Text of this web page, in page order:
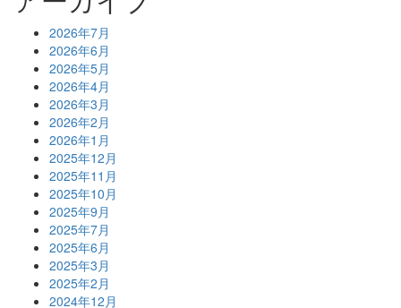
2026年7月
2026年6月
2026年5月
2026年4月
2026年3月
2026年2月
2026年1月
2025年12月
2025年11月
2025年10月
2025年9月
2025年7月
2025年6月
2025年3月
2025年2月
2024年12月